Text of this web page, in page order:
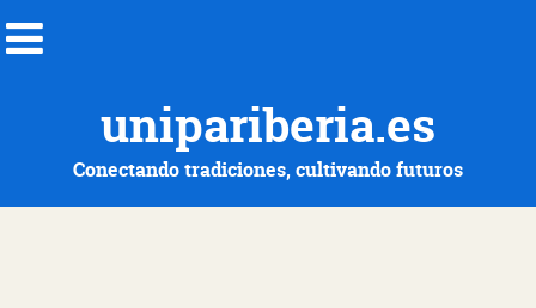
unipariberia.es
Conectando tradiciones, cultivando futuros